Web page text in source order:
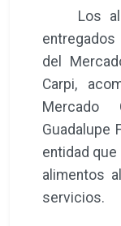
Los
entregados
del
Carpi,
Mercado
Guadalupe
entidad
alimentos
servicios.